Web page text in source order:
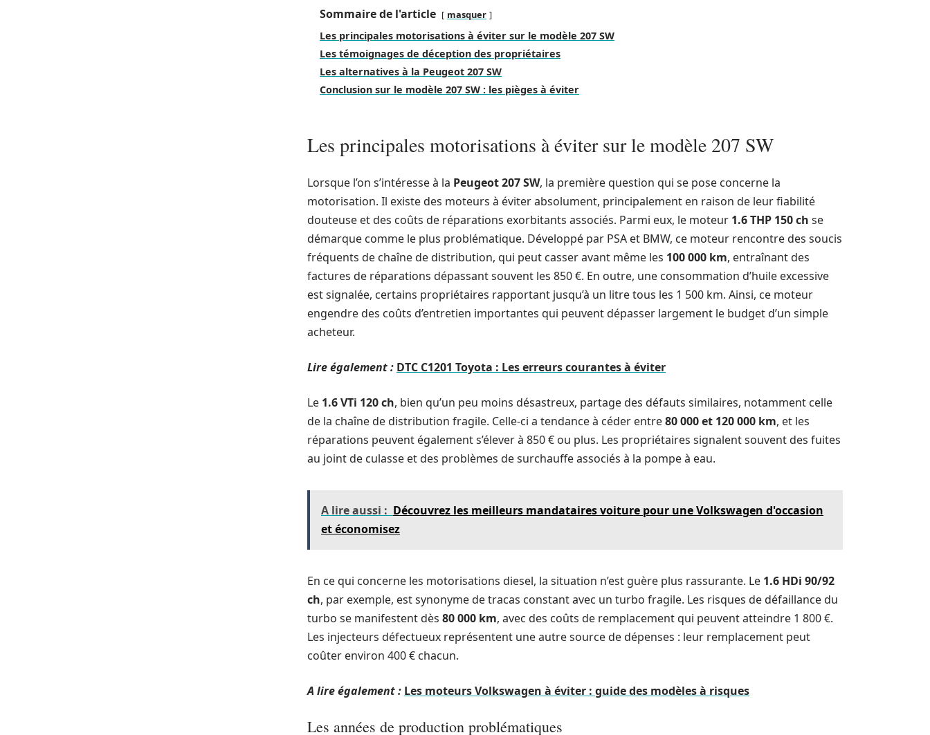
Sommaire de l'article masquer
Les principales motorisations à éviter sur le modèle 207 SW
Les témoignages de déception des propriétaires
Les alternatives à la Peugeot 207 SW
Conclusion sur le modèle 207 SW : les pièges à éviter
Les principales motorisations à éviter sur le modèle 207 SW
Lorsque l’on s’intéresse à la Peugeot 207 SW, la première question qui se pose concerne la
motorisation. Il existe des moteurs à éviter absolument, principalement en raison de leur fiabilité
douteuse et des coûts de réparations exorbitants associés. Parmi eux, le moteur 1.6 THP 150 ch se
démarque comme le plus problématique. Développé par PSA et BMW, ce moteur rencontre des soucis
fréquents de chaîne de distribution, qui peut casser avant même les 100 000 km, entraînant des
factures de réparations dépassant souvent les 850 €. En outre, une consommation d’huile excessive
est signalée, certains propriétaires rapportant jusqu’à un litre tous les 1 500 km. Ainsi, ce moteur
engendre des coûts d’entretien importantes qui peuvent dépasser largement le budget d’un simple
acheteur.
Lire également : DTC C1201 Toyota : Les erreurs courantes à éviter
Le 1.6 VTi 120 ch, bien qu’un peu moins désastreux, partage des défauts similaires, notamment celle
de la chaîne de distribution fragile. Celle-ci a tendance à céder entre80 000 et 120 000 km, et les
réparations peuvent également s’élever à 850 € ou plus. Les propriétaires signalent souvent des fuites
au joint de culasse et des problèmes de surchauffe associés à la pompe à eau.
A lire aussi : Découvrez les meilleurs mandataires voiture pour une Volkswagen d'occasion
et économisez
En ce qui concerne les motorisations diesel, la situation n’est guère plus rassurante. Le 1.6 HDi 90/92
ch, par exemple, est synonyme de tracas constant avec un turbo fragile. Les risques de défaillance du
turbo se manifestent dès 80 000 km, avec des coûts de remplacement qui peuvent atteindre 1 800 €.
Les injecteurs défectueux représentent une autre source de dépenses : leur remplacement peut
coûter environ 400 € chacun.
A lire également : Les moteurs Volkswagen à éviter : guide des modèles à risques
Les années de production problématiques